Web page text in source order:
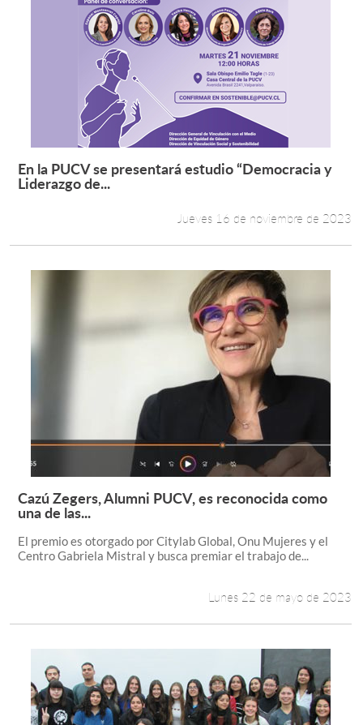
Leer más +
En la PUCV se presentará estudio “Democracia y
Liderazgo de...
Jueves 16 de noviembre de 2023
Leer más +
Cazú Zegers, Alumni PUCV, es reconocida como
una de las...
El premio es otorgado por Citylab Global, Onu Mujeres y el
Centro Gabriela Mistral y busca premiar el trabajo de...
Lunes 22 de mayo de 2023